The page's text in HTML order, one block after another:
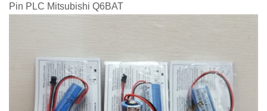
Pin PLC Mitsubishi Q6BAT